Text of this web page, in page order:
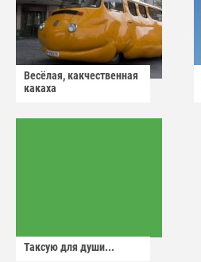
Весёлая, какчественная
какаха
Таксую для души...